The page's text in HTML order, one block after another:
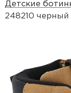
Детские
248210 черный